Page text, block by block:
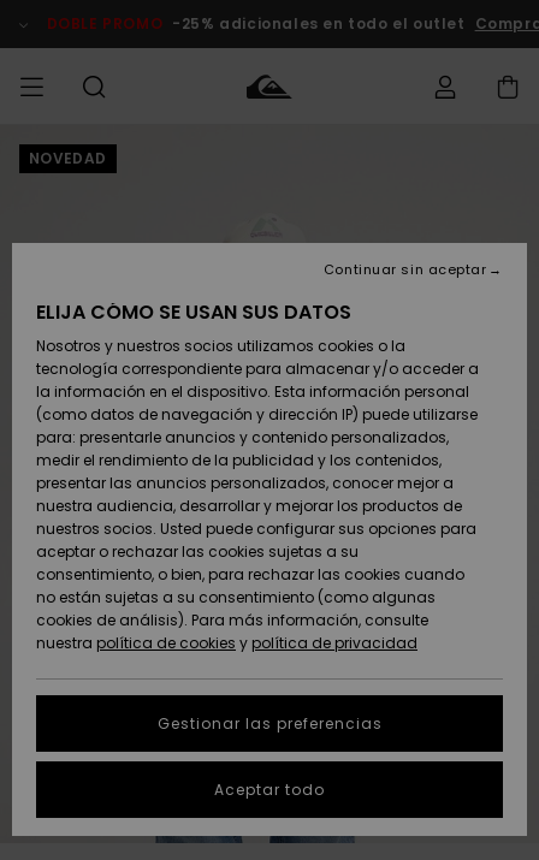
del
DOBLE PROMO -25% adicionales en todo el outlet
HOMBRE
Zapatos y
chanclas
Surf
Snow
Novedades
Destacados
Zapatos y
chanclas
Surf
Snow
Novedades
Destacados
Destacados
Snow
SURF
Highlights
Comunidad
SNOW
Snow Niños
Tienda
Snow Mujer
Destacados
Comunidad
DOBLE
PROMO
Outlet
Mujer
AYUDA &
CONTACTO
Envio
Devoluciones
Pago
Tarjeta de
regalo
Quiksilver
Freedom
Protección de
datos
personales
Inicia una
conversación
la respuesta
SOSTENIBILIDAD
NOVEDAD
ELIJA CÓMO SE USAN SUS DATOS
Nosotros y nuestros socios utilizamos cookies o la
tecnología correspondiente para almacenar y/o acceder a
la información en el dispositivo. Esta información personal
(como datos de navegación y dirección IP) puede utilizarse
para: presentarle anuncios y contenido personalizados,
medir el rendimiento de la publicidad y los contenidos,
presentar las anuncios personalizados, conocer mejor a
nuestra audiencia, desarrollar y mejorar los productos de
nuestros socios. Usted puede configurar sus opciones para
aceptar o rechazar las cookies sujetas a su
consentimiento, o bien, para rechazar las cookies cuando
no están sujetas a su consentimiento (como algunas
cookies de análisis). Para más información, consulte
nuestra política de cookies y política de privacidad
Gestionar las preferencias
Continuar sin aceptar
Aceptar todo